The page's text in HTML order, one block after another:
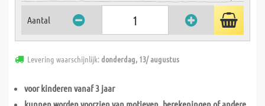
Aantal
Levering waarschijnlijk:donderdag, 13/ augustus
voor kinderen vanaf 3 jaar